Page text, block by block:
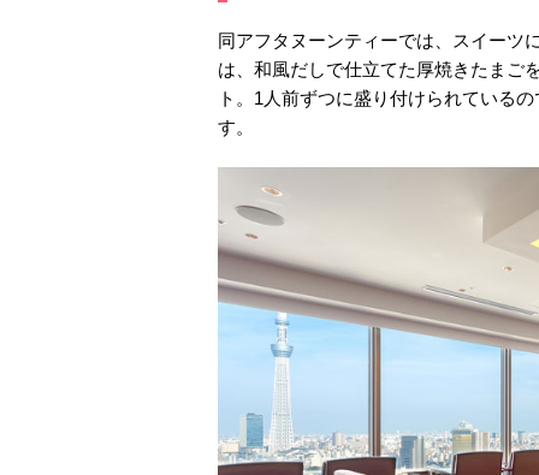
同アフタヌーンティーでは、スイーツ
は、和風だしで仕立てた厚焼きたまご
ト。1人前ずつに盛り付けられている
す。